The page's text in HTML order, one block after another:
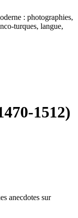
: photographies,
turques, langue,
1512)
anecdotes sur